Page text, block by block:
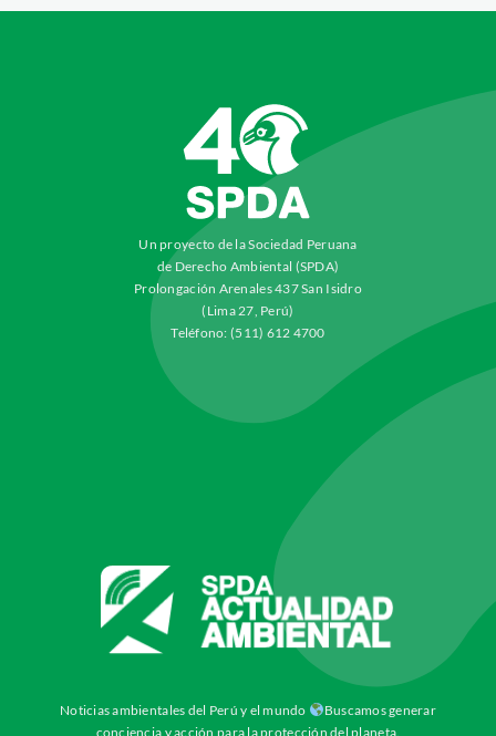
Un proyecto de la Sociedad Peruana
de Derecho Ambiental (SPDA)
Prolongación Arenales 437 San Isidro
(Lima 27, Perú)
Teléfono: (511) 612 4700
Noticias ambientales del Perú y el mundo
Buscamos generar
conciencia y acción para la protección del planeta.